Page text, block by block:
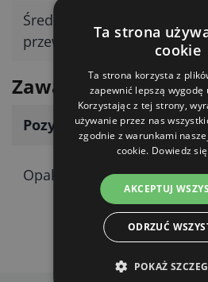
Średnica
przewodnika
Zawartość
Pozycja
Opakowanie
Ta strona
cookie
Ta strona korzysta z
zapewnić lepszą wygodę
Korzystając z tej strony,
używanie przez nas
zgodnie z warunkami
cookie. Dowiedz
AKCEPTUJ
ODRZUĆ
POKAŻ